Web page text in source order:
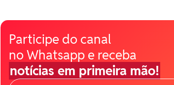
Participe do canal
no Whatsapp e receba
notícias em primeira mão!